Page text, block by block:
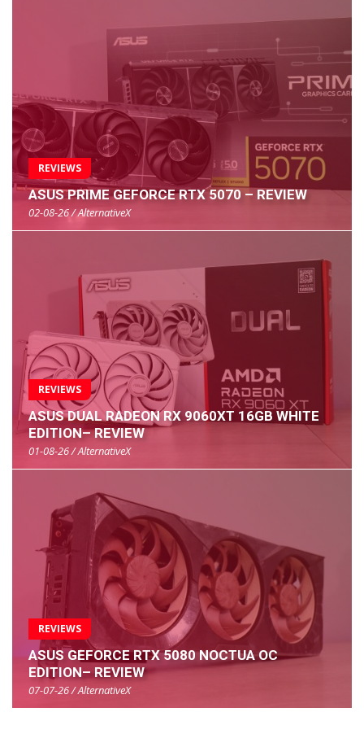
REVIEWS
ASUS PRIME GEFORCE RTX 5070 – REVIEW
02-08-26 / AlternativeX
REVIEWS
ASUS DUAL RADEON RX 9060XT 16GB WHITE
EDITION– REVIEW
01-08-26 / AlternativeX
REVIEWS
ASUS GEFORCE RTX 5080 NOCTUA OC
EDITION– REVIEW
07-07-26 / AlternativeX